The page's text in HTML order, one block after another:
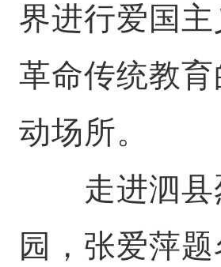
界进行爱国
革命传统教
动场所。
走进泗县
园，张爱萍题